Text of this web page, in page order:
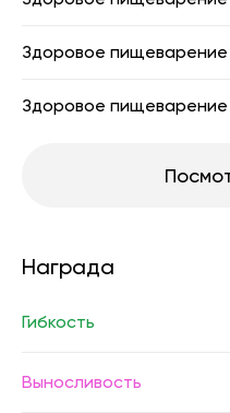
Здоровое пищеварение
Здоровое пищеварение
Награда
Гибкость
Выносливость